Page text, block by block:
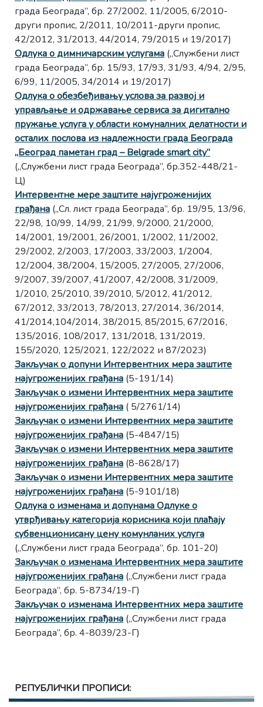
града Београда”, бр. 27/2002, 11/2005, 6/2010-
други пропис, 2/2011, 10/2011-други пропис,
42/2012, 31/2013, 44/2014, 79/2015 и 19/2017)
Одлука о димничарским услугама („Службени лист
града Београда”, бр. 15/93, 17/93, 31/93, 4/94, 2/95,
6/99, 11/2005, 34/2014 и 19/2017)
Одлука о обезбеђивању услова за развој и
управљање и одржавање сервиса за дигитално
пружање услуга у области комуналних делатности и
осталих послова из надлежности града Београда
„Београд паметан град – Belgrade smart city”
(„Службени лист града Београда”, бр.352-448/21-
Ц)
Интервентне мере заштите најугроженијих
грађана („Сл. лист града Београда”, бр. 19/95, 13/96,
22/98, 10/99, 14/99, 21/99, 9/2000, 21/2000,
14/2001, 19/2001, 26/2001, 1/2002, 11/2002,
29/2002, 2/2003, 17/2003, 33/2003, 1/2004,
12/2004, 38/2004, 15/2005, 27/2005, 27/2006,
9/2007, 39/2007, 41/2007, 42/2008, 31/2009,
1/2010, 25/2010, 39/2010, 5/2012, 41/2012,
67/2012, 33/2013, 78/2013, 27/2014, 36/2014,
41/2014,104/2014, 38/2015, 85/2015, 67/2016,
135/2016, 108/2017, 131/2018, 131/2019,
155/2020, 125/2021, 122/2022 и 87/2023)
Закључак о допуни Интервентних мера заштите
најугроженијих грађана (5-191/14)
Закључак о измени Интервентних мера заштите
најугроженијих грађана ( 5/2761/14)
Закључак о измени Интервентних мера заштите
најугроженијих грађана (5-4847/15)
Закључак о измени Интервентних мера заштите
најугроженијих грађана (8-8628/17)
Закључак о измени Интервентних мера заштите
најугроженијих грађана (5-9101/18)
Одлука о изменама и допунама Одлуке о
утврђивању категорија корисника који плаћају
субвенционисану цену комунланих услуга
(„Службени лист града Београда”, бр. 101-20)
Закључак о изменама Интервентних мера заштите
најугроженијих грађана („Службени лист града
Београда”, бр. 5-8734/19-Г)
Закључак о изменама Интервентних мера заштите
најугроженијих грађана („Службени лист града
Београда”, бр. 4-8039/23-Г)
РЕПУБЛИЧКИ ПРОПИСИ: